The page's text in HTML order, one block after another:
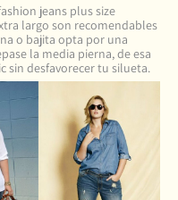
largo son recomendables
o bajita opta por una
la media pierna, de esa
sin desfavorecer tu silueta.